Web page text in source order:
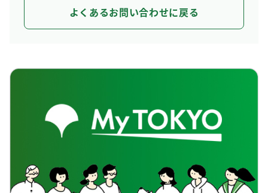
よくあるお問い合わせに戻る